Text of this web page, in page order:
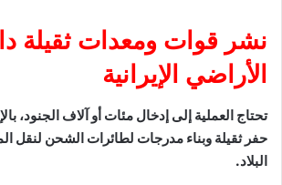
نشر قوات ومعدات ثقيلة
الأراضي الإيرانية
تحتاج العملية إلى إدخال مئات أو آلاف الجنود،
حفر ثقيلة وبناء مدرجات لطائرات الشحن لنقل
البلاد.